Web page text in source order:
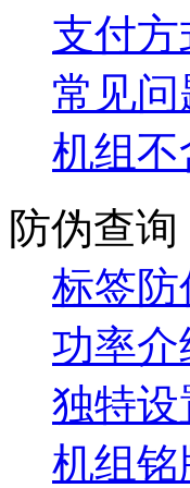
支付方
常见问
机组不
防伪查询
标签防
功率介
独特设
机组铭